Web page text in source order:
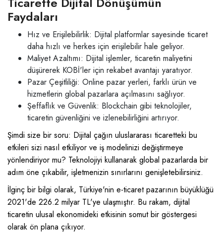
Faydaları
Hız ve Erişilebilirlik: Dijital platformlar sayesinde ticaret
daha hızlı ve herkes için erişilebilir hale geliyor.
Maliyet Azaltımı: Dijital işlemler, ticaretin maliyetini
düşürerek KOBİ'ler için rekabet avantajı yaratıyor.
Pazar Çeşitliliği: Online pazar yerleri, farklı ürün ve
hizmetlerin global pazarlara açılmasını sağlıyor.
Şeffaflık ve Güvenlik: Blockchain gibi teknolojiler,
ticaretin güvenliğini ve izlenebilirliğini artırıyor.
Şimdi size bir soru: Dijital çağın uluslararası ticaretteki bu
etkileri sizi nasıl etkiliyor ve iş modelinizi değiştirmeye
yönlendiriyor mu? Teknolojiyi kullanarak global pazarlarda bir
adım öne çıkabilir, işletmenizin sınırlarını genişletebilirsiniz.
İlginç bir bilgi olarak, Türkiye'nin e-ticaret pazarının büyüklüğü
2021'de 226.2 milyar TL'ye ulaşmıştır. Bu rakam, dijital
ticaretin ulusal ekonomideki etkisinin somut bir göstergesi
olarak ön plana çıkıyor.